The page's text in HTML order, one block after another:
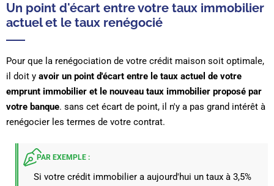
Un point d'écart entre votre taux immobilier
actuel et le taux renégocié
Pour que la renégociation de votre crédit maison soit optimale,
il doit y avoir un point d'écart entre le taux actuel de votre
emprunt immobilier et le nouveau taux immobilier proposé par
votre banque. sans cet écart de point, il n'y a pas grand intérêt à
renégocier les termes de votre contrat.
PAR EXEMPLE :
Si votre crédit immobilier a aujourd'hui un taux à 3,5%